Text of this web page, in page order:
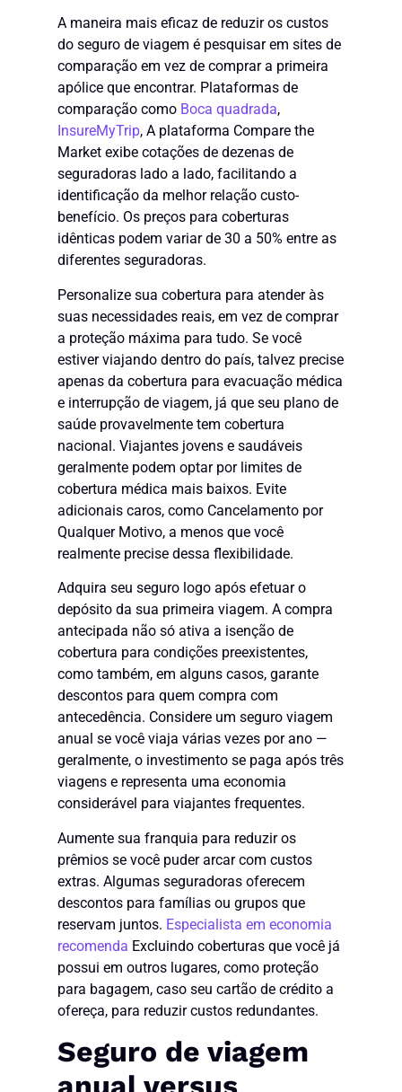
A maneira mais eficaz de reduzir os custos
do seguro de viagem é pesquisar em sites de
comparação em vez de comprar a primeira
apólice que encontrar. Plataformas de
comparação como Boca quadrada,
InsureMyTrip, A plataforma Compare the
Market exibe cotações de dezenas de
seguradoras lado a lado, facilitando a
identificação da melhor relação custo-
benefício. Os preços para coberturas
idênticas podem variar de 30 a 50% entre as
diferentes seguradoras.
Personalize sua cobertura para atender às
suas necessidades reais, em vez de comprar
a proteção máxima para tudo. Se você
estiver viajando dentro do país, talvez precise
apenas da cobertura para evacuação médica
e interrupção de viagem, já que seu plano de
saúde provavelmente tem cobertura
nacional. Viajantes jovens e saudáveis
geralmente podem optar por limites de
cobertura médica mais baixos. Evite
adicionais caros, como Cancelamento por
Qualquer Motivo, a menos que você
realmente precise dessa flexibilidade.
Adquira seu seguro logo após efetuar o
depósito da sua primeira viagem. A compra
antecipada não só ativa a isenção de
cobertura para condições preexistentes,
como também, em alguns casos, garante
descontos para quem compra com
antecedência. Considere um seguro viagem
anual se você viaja várias vezes por ano —
geralmente, o investimento se paga após três
viagens e representa uma economia
considerável para viajantes frequentes.
Aumente sua franquia para reduzir os
prêmios se você puder arcar com custos
extras. Algumas seguradoras oferecem
descontos para famílias ou grupos que
reservam juntos. Especialista em economia
recomenda Excluindo coberturas que você já
possui em outros lugares, como proteção
para bagagem, caso seu cartão de crédito a
ofereça, para reduzir custos redundantes.
Seguro de viagem